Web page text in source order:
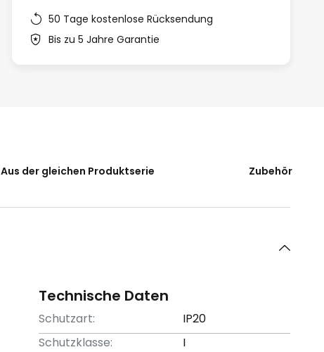
50 Tage kostenlose Rücksendung
Bis zu 5 Jahre Garantie
Aus der gleichen Produktserie Zubehör
Technische Daten
Schutzart:
IP20
Schutzklasse:
I